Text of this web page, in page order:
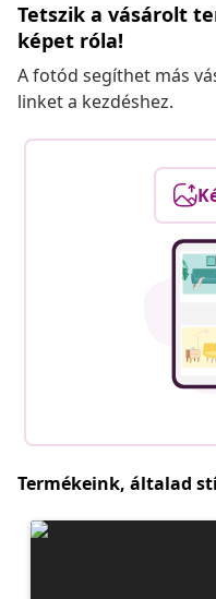
Tetszik a vásárolt
képet róla!
A fotód segíthet más
linket a kezdéshez.
Termékeink, általad